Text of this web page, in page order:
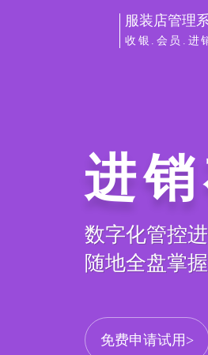
服装店管理
收银.会员.进
进
数字化管控
随地全盘掌
免费申请试用>